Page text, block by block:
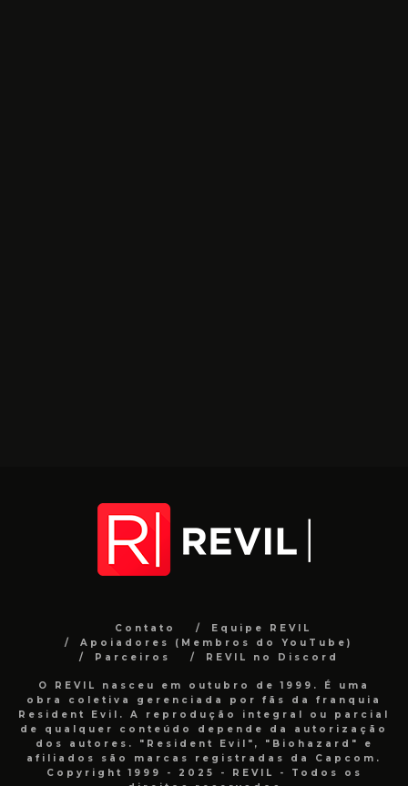
Contato
Equipe REVIL
Apoiadores (Membros do YouTube)
Parceiros
REVIL no Discord
O REVIL nasceu em outubro de 1999. É uma
obra coletiva gerenciada por fãs da franquia
Resident Evil. A reprodução integral ou parcial
de qualquer conteúdo depende da autorização
dos autores. "Resident Evil", "Biohazard" e
afiliados são marcas registradas da Capcom.
Copyright 1999 - 2025 - REVIL - Todos os